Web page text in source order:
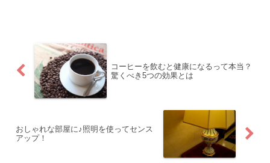
コーヒーを飲むと健康になるって本当？
驚くべき5つの効果とは
おしゃれな部屋に♪照明を使ってセンス
アップ！